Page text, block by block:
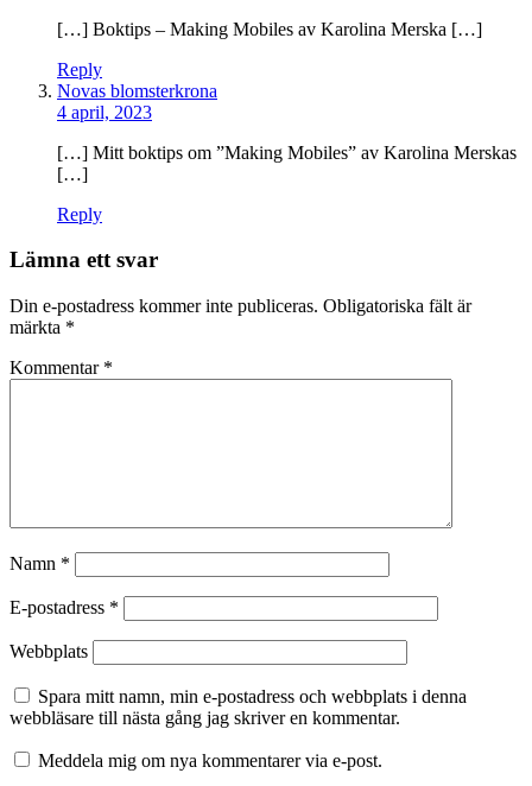
[…] Boktips – Making Mobiles av Karolina Merska […]
Reply
Novas blomsterkrona
4 april, 2023
[…] Mitt boktips om ”Making Mobiles” av Karolina Merskas
[…]
Reply
Lämna ett svar
Din e-postadress kommer inte publiceras. Obligatoriska fält är
märkta *
Kommentar *
Namn *
E-postadress *
Webbplats
Spara mitt namn, min e-postadress och webbplats i denna
webbläsare till nästa gång jag skriver en kommentar.
Meddela mig om nya kommentarer via e-post.